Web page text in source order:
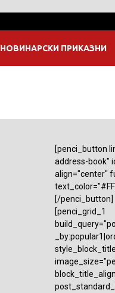
НОВИНАРСКИ ПРИКАЗНИ
[penci_button
address-book"
align="center"
[/penci_button]
[penci_grid_1